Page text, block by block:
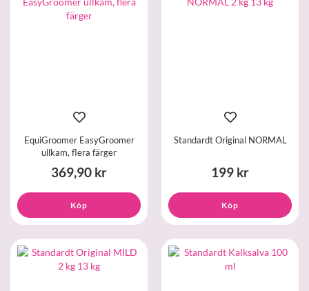
EquiGroomer EasyGroomer
ullkam, flera färger
369,90 kr
Köp
Standardt Original NORMAL
199 kr
Köp